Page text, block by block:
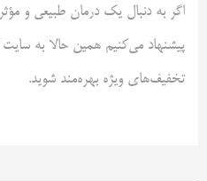
اگر به دنبال یک درمان طبیعی و
پیشنهاد می‌کنیم همین حالا به سایت
تخفیف‌های ویژه بهره‌مند شوید.